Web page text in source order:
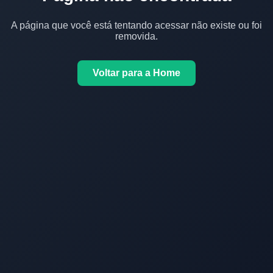
A página que você está tentando acessar não existe ou foi
removida.
Voltar para a Home